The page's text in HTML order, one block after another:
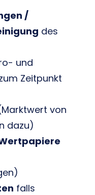
/
des
und
Zeitpunkt
von
dazu)
falls